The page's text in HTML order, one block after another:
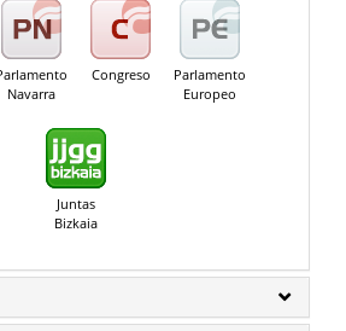
Navarra
Congreso
Parlamento
Europeo
Juntas
Bizkaia